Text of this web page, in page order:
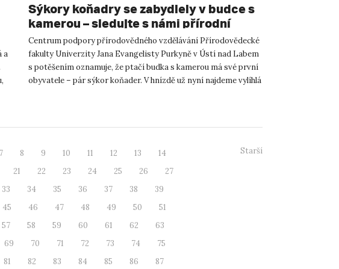
a
Sýkory koňadry se zabydlely v budce s
kamerou – sledujte s námi přírodní
divadlo online
Centrum podpory přírodovědného vzdělávání Přírodovědecké
fakulty Univerzity Jana Evangelisty Purkyně v Ústí nad Labem
s potěšením oznamuje, že ptačí budka s kamerou má své první
obyvatele – pár sýkor koňader. V hnízdě už nyní najdeme vylíhlá
7 8 9 10 11 12 13
14
21 22 23 24 25 26
27
33 34 35 36 37 38
39
45 46 47 48 49 50
51
57 58 59 60 61 62
63
69 70 71 72 73 74
75
81 82 83 84 85 86
87
Starší